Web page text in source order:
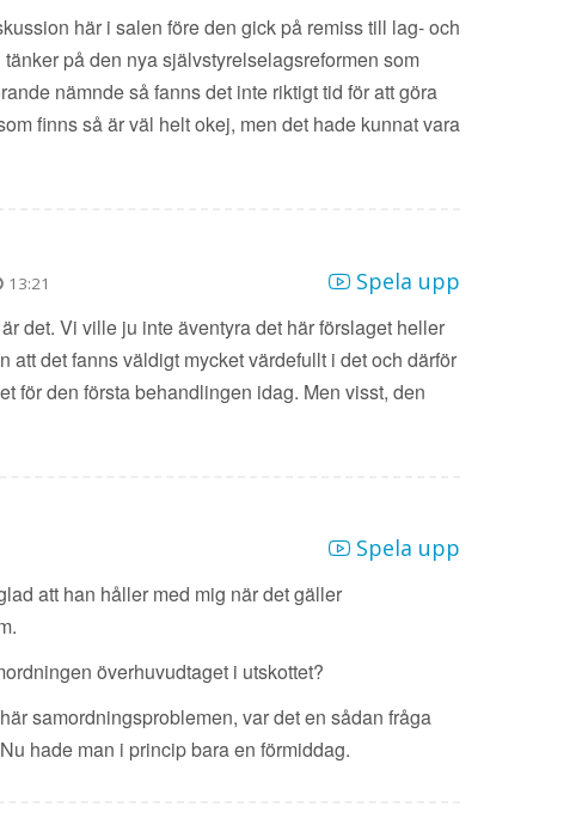
här i salen före den gick på remiss till lag- och
på den nya självstyrelselagsreformen som
nämnde så fanns det inte riktigt tid för att göra
finns så är väl helt okej, men det hade kunnat vara
13:21 Spela upp
det. Vi ville ju inte äventyra det här förslaget heller
att det fanns väldigt mycket värdefullt i det och därför
för den första behandlingen idag. Men visst, den
Spela upp
att han håller med mig när det gäller
överhuvudtaget i utskottet?
samordningsproblemen, var det en sådan fråga
hade man i princip bara en förmiddag.